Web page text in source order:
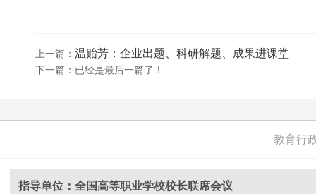
上一篇： 温贻芳：企业出题、科研解题、成果进课堂
下一篇：已经是最后一篇了！
教育行
指导单位：全国高等职业学校校长联席会议